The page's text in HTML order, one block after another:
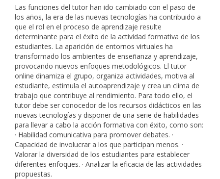
Las funciones del tutor han ido cambiado con el paso de
los años, la era de las nuevas tecnologías ha contribuido a
que el rol en el proceso de aprendizaje resulte
determinante para el éxito de la actividad formativa de los
estudiantes. La aparición de entornos virtuales ha
transformado los ambientes de enseñanza y aprendizaje,
provocando nuevos enfoques metodológicos. El tutor
online dinamiza el grupo, organiza actividades, motiva al
estudiante, estimula el autoaprendizaje y crea un clima de
trabajo que contribuye al rendimiento. Para todo ello, el
tutor debe ser conocedor de los recursos didácticos en las
nuevas tecnologías y disponer de una serie de habilidades
para llevar a cabo la acción formativa con éxito, como son:
· Habilidad comunicativa para promover debates. ·
Capacidad de involucrar a los que participan menos. ·
Valorar la diversidad de los estudiantes para establecer
diferentes enfoques. · Analizar la eficacia de las actividades
propuestas.